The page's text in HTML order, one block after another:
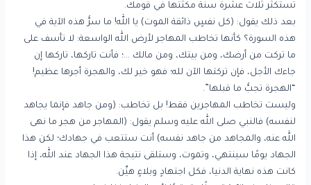
تستكثر ثلاث عشرة سنة مكثتها في قومك.
بعد ذلك يقول: (كل نفسٍ ذائقة الموت) يا الله! ما سرُّ هذه الآية في
هذه السورة؟ كأنها تخاطب المهاجر لأرض الله الواسعة: لا تأسف على
ما تركت من أرضك، ومن بيتك، ومن مالك …؛ فأنت تاركها، تاركها إن
جاءك الأجل، فإن تركتها الآن لله؛ فهو خير لك، والهجرة أجرها عظيم!
“الهجرة تجبُّ ما قبلها”.
وليست تخاطب المهاجرين فقط! بل تخاطب: (ومن جاهد فإنما يجاهد
لنفسه) فالنبي صلى الله عليه وسلم يقول: (المهاجر من هجر ما نهى
الله عنه، والمجاهد من جاهد نفسه) أنت ستتعب في جهادك؛ لكن هذا
الجهاد يومًا سينتهي، وتموت، وستلقى نتيجة هذا الجهاد عند الله، إذا
كانت هذه نهاية الدنيا، فكل اجتهادٍ وبلاءٍ هيِّن.